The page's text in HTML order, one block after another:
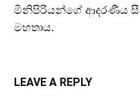
මිනිපිරියන්ගේ ආදරණීය
මහතාය.
LEAVE A REPLY